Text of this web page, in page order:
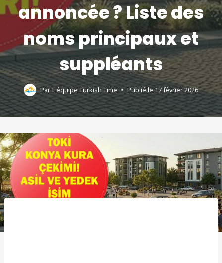
annoncée ? Liste des
noms principaux et
suppléants
ParL'équipe Turkish Time Publié le 17 février 2026